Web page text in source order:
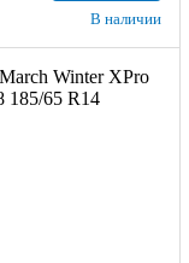
В наличии